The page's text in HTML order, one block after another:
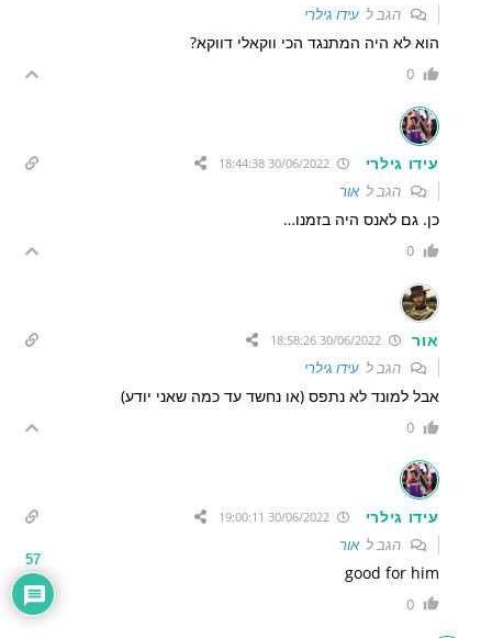
הגב לעידו גילרי
הוא לא היה המתנגד הכי ווקאלי דווקא?
0
עידו גילרי 30/06/2022 18:44:38
הגב לאור
כן. גם לאנס היה בזמנו…
0
אור
הגב לעידו גילרי
אבל למונד לא נתפס (או נחשד עד כמה שאני יודע)
0
עידו גילרי 30/06/2022 19:00:11
הגב לאור
good for him
0
57